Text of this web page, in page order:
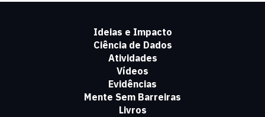
Ideias e Impacto
Ciência de Dados
Atividades
Vídeos
Evidências
Mente Sem Barreiras
Livros